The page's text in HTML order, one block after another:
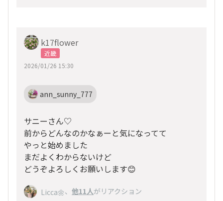
k17flower
近畿
2026/01/26 15:30
ann_sunny_777
サニーさん♡
前からどんなのかなぁーと気になってて
やっと始めました
まだよくわからないけど
どうぞよろしくお願いします😊
Licca🌼、 他11人がリアクション